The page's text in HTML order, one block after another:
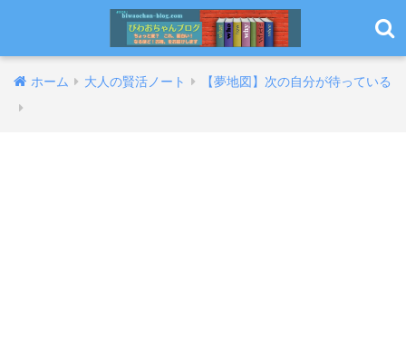
ホーム 大人の賢活ノート 【夢地図】次の自分が待っている